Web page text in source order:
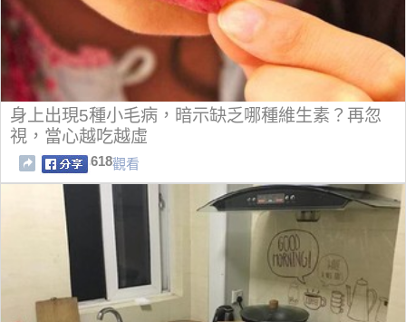
身上出現5種小毛病，暗示缺乏哪種維生素？再忽
視，當心越吃越虛
618觀看